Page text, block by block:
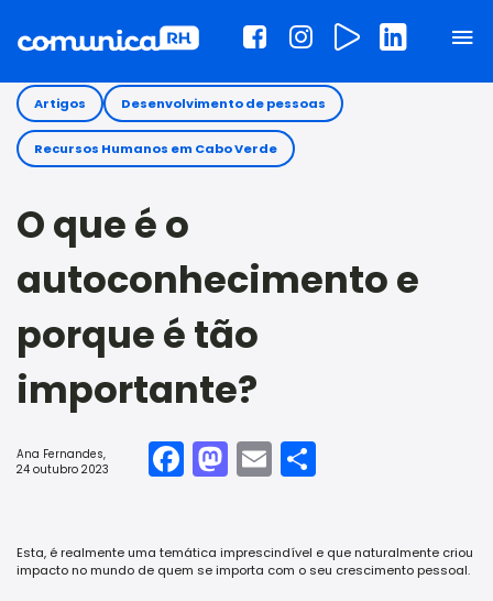
Artigos Desenvolvimento de pessoas
Recursos Humanos em Cabo Verde
O que é o
autoconhecimento e
porque é tão
importante?
Ana Fernandes
24 outubro 2023
Facebook
Mastodon
EmailShare
Esta, é realmente uma temática imprescindível e que naturalmente criou
impacto no mundo de quem se importa com o seu crescimento pessoal.